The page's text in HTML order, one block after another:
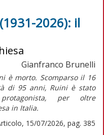
2026): il
Gianfranco Brunelli
è morto. Scomparso il 16
di 95 anni, Ruini è stato
per oltre
in Italia.
15/07/2026, pag. 385